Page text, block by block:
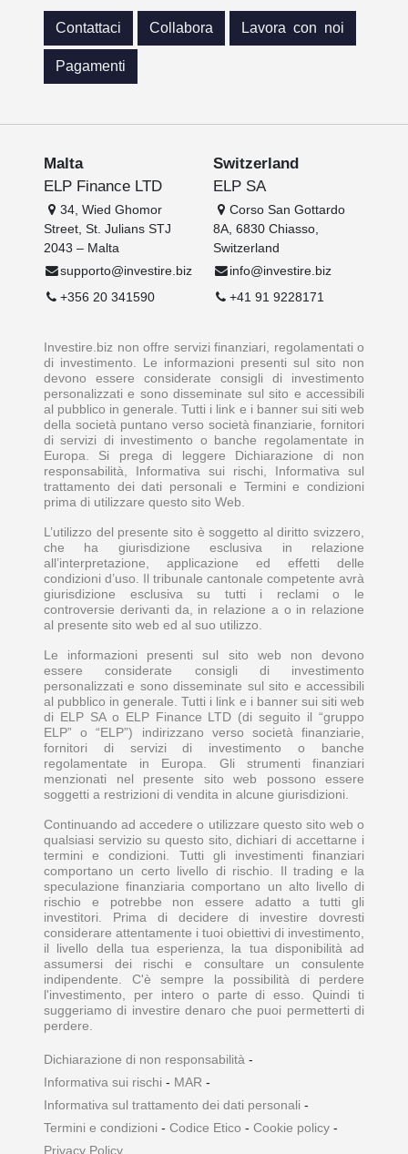
Contattaci Collabora Lavora con noi
Pagamenti
Malta
ELP Finance LTD
34, Wied Ghomor
Street, St. Julians STJ
2043 – Malta
supporto@investire.biz
+356 20 341590
Switzerland
ELP SA
Corso San Gottardo
8A, 6830 Chiasso,
Switzerland
info@investire.biz
+41 91 9228171
Investire.biz non offre servizi finanziari, regolamentati o
di investimento. Le informazioni presenti sul sito non
devono essere considerate consigli di investimento
personalizzati e sono disseminate sul sito e accessibili
al pubblico in generale. Tutti i link e i banner sui siti web
della società puntano verso società finanziarie, fornitori
di servizi di investimento o banche regolamentate in
Europa. Si prega di leggere Dichiarazione di non
responsabilità, Informativa sui rischi, Informativa sul
trattamento dei dati personali e Termini e condizioni
prima di utilizzare questo sito Web.
L’utilizzo del presente sito è soggetto al diritto svizzero,
che ha giurisdizione esclusiva in relazione
all’interpretazione, applicazione ed effetti delle
condizioni d’uso. Il tribunale cantonale competente avrà
giurisdizione esclusiva su tutti i reclami o le
controversie derivanti da, in relazione a o in relazione
al presente sito web ed al suo utilizzo.
Le informazioni presenti sul sito web non devono
essere considerate consigli di investimento
personalizzati e sono disseminate sul sito e accessibili
al pubblico in generale. Tutti i link e i banner sui siti web
di ELP SA o ELP Finance LTD (di seguito il “gruppo
ELP” o “ELP”) indirizzano verso società finanziarie,
fornitori di servizi di investimento o banche
regolamentate in Europa. Gli strumenti finanziari
menzionati nel presente sito web possono essere
soggetti a restrizioni di vendita in alcune giurisdizioni.
Continuando ad accedere o utilizzare questo sito web o
qualsiasi servizio su questo sito, dichiari di accettarne i
termini e condizioni. Tutti gli investimenti finanziari
comportano un certo livello di rischio. Il trading e la
speculazione finanziaria comportano un alto livello di
rischio e potrebbe non essere adatto a tutti gli
investitori. Prima di decidere di investire dovresti
considerare attentamente i tuoi obiettivi di investimento,
il livello della tua esperienza, la tua disponibilità ad
assumersi dei rischi e consultare un consulente
indipendente. C'è sempre la possibilità di perdere
l'investimento, per intero o parte di esso. Quindi ti
suggeriamo di investire denaro che puoi permetterti di
perdere.
Dichiarazione di non responsabilità -
Informativa sui rischi - MAR -
Informativa sul trattamento dei dati personali -
Termini e condizioni - Codice Etico - Cookie policy -
Privacy Policy